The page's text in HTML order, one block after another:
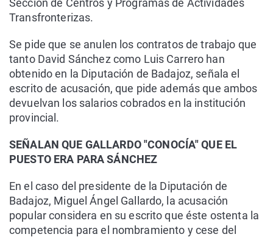
Sección de Centros y Programas de Actividades
Transfronterizas.
Se pide que se anulen los contratos de trabajo que
tanto David Sánchez como Luis Carrero han
obtenido en la Diputación de Badajoz, señala el
escrito de acusación, que pide además que ambos
devuelvan los salarios cobrados en la institución
provincial.
SEÑALAN QUE GALLARDO "CONOCÍA" QUE EL
PUESTO ERA PARA SÁNCHEZ
En el caso del presidente de la Diputación de
Badajoz, Miguel Ángel Gallardo, la acusación
popular considera en su escrito que éste ostenta la
competencia para el nombramiento y cese del